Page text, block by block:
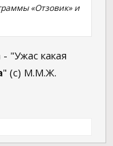
«Отзовик» и
"Ужас какая
" (с) М.М.Ж.